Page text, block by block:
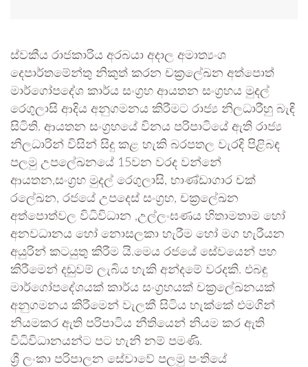
ස්වකීය රාජකාරිය අරබයා අදාල අමාත්‍යංශ
දෙපාර්තමේන්තු නිකුත් කරන චක්‍රලේඛන අත්පොත්
මාර්ගෝපදේශ කාර්ය සංග්‍රහ ආයතන සංග්‍රහය මුදල්
රෙගුලාසි ආදිය අනුගමනය කිරීමට රාජ්‍ය නිලධාරීහු බැඳි
සිටිති. ආයතන සංග්‍රහයේ විනය පරිපාටියේ ඇති රාජ්‍ය
නිලධාරින් විසින් සිදු කළ හැකි බරපතල වැරදි පිළිබඳ
පලමු උපලේඛනයේ 15වන වරද වන්නේ
ආයතන,සංග්‍රහ මුදල් රෙගුලාසි, භාණ්ඩාගාර චක්‍
රලේඛන, රජයේ උපදෙස් සංග්‍රහ, චක්‍රලේඛන
අත්පොත්වල විධිවිධාන ,උල්ලංඝණය හිතාමතාම හෝ
අනවධානය හෝ නොසලකා හැරීම හෝ මග හැරීයන
අයුරින් කටයුතු කිරීම යි.මෙය රජයේ සේවයෙන් පහ
කිරීමෙන් දඬුවම් ලැබිය හැකි අන්දමේ වරදකි. එබඳු
මාර්ගෝපදේශයක් කාර්ය සංග්‍රහයක් චක්‍රලේඛනයක්
අනුගමනය කිරීමෙන් වැලකී සිටිය හැක්කේ එමගින්
නියමකර ඇති පරිපාටිය නීතියෙන් නියම කර ඇති
විධිවිධානයන්ට පට හැනි නම් පමණි.
ශ්‍රී ලංකා පරිපාලන සේවාවේ පලමු පංතියේ